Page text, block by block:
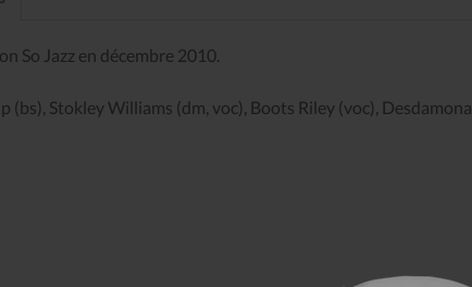
So Jazz en décembre 2010.
(bs), Stokley Williams (dm, voc), Boots Riley (voc), Desdamona